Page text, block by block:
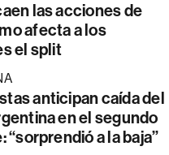
las acciones de
afecta a los
el split
anticipan caída del
en el segundo
a la baja”